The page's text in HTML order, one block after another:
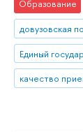
Образование
довузовская
Единый
качество